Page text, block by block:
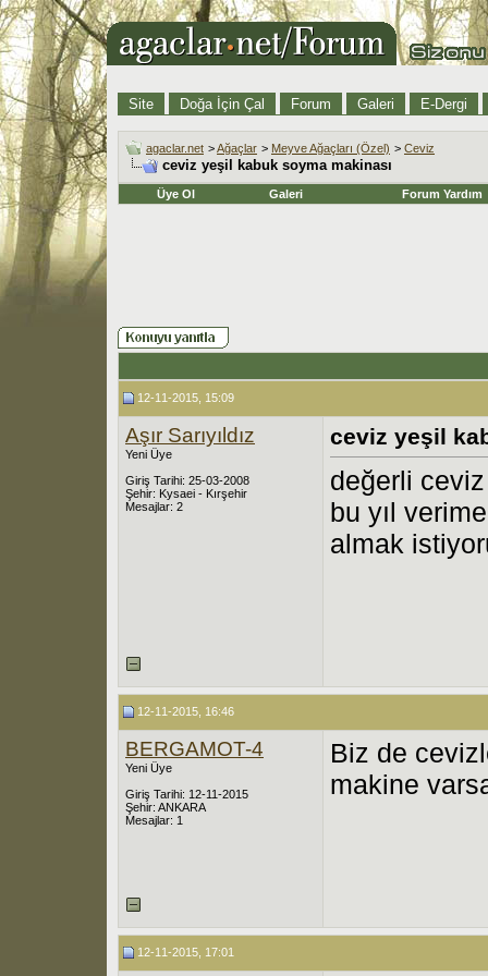
Site Doğa İçin Çal Forum Galeri E-Dergi
agaclar.net >Ağaçlar > Meyve Ağaçları (Özel) > Ceviz
ceviz yeşil kabuk soyma makinası
Üye Ol Galeri Forum Yardım
12-11-2015, 15:09
Aşır Sarıyıldız
Yeni Üye
Giriş Tarihi: 25-03-2008
Şehir: Kysaei - Kırşehir
Mesajlar: 2
ceviz yeşil
değerli
bu yıl
almak
12-11-2015, 16:46
BERGAMOT-4
Yeni Üye
Giriş Tarihi: 12-11-2015
Şehir: ANKARA
Mesajlar: 1
Biz de
makine
12-11-2015, 17:01